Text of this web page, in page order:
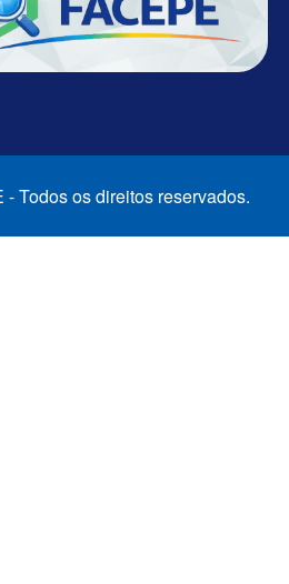
Todos os direitos reservados.